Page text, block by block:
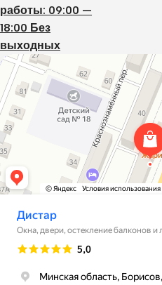
работы: 09:00 —
18:00 Без
выходных
Дистар
Окна в Борисове
Двери в Борисове